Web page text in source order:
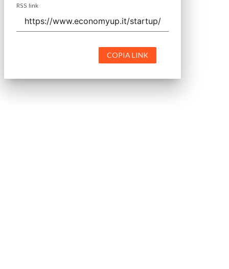
RSS link
COPIA LINK